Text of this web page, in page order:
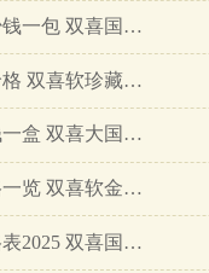
双喜国喜天下多少钱一包 双喜国喜天下香烟价格表图…
双喜软珍藏一条价格 双喜软珍藏价格一览…
双喜大国喜多少钱一盒 双喜大国喜香烟价格…
双喜软金1906价格一览 双喜软金1906价格表图2025…
双喜国喜细支价格表2025 双喜国喜细支怎么样…